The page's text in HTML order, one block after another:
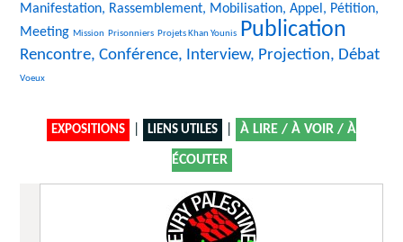
Manifestation, Rassemblement, Mobilisation, Appel, Pétition,
Meeting
24/3354 Mission
52/3354 Prisonniers
184/3354 Projets Khan Younis
3354/3354 Publication
2259/3354
Rencontre, Conférence, Interview, Projection, Débat
15/3354
Voeux
EXPOSITIONS LIENS UTILES À LIRE / À VOIR / À
ÉCOUTER